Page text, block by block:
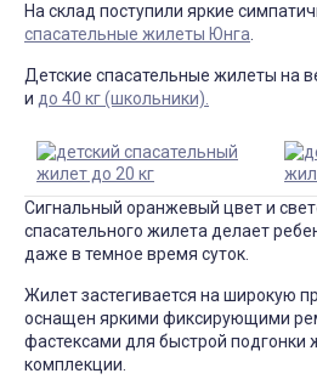
На склад поступили яркие
спасательные жилеты Юнга
Детские спасательные жилеты на
и до 40 кг (школьники).
Сигнальный оранжевый цвет и
спасательного жилета делает
даже в темное время суток.
Жилет застегивается на широкую
оснащен яркими фиксирующими
фастексами для быстрой подгонки
комплекции.